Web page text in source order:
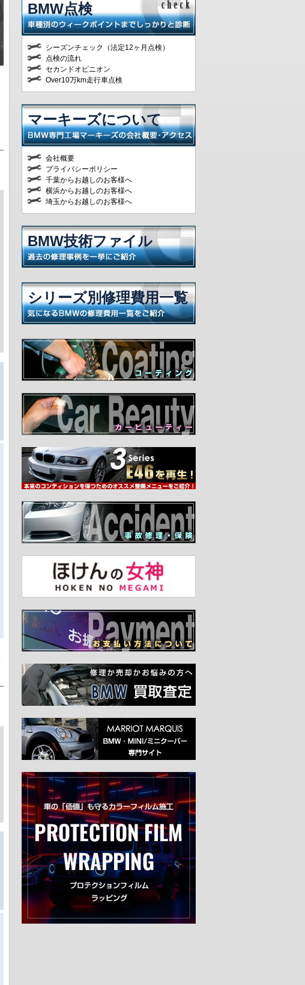
BMW点検
シーズンチェック（法定12ヶ月点検）
点検の流れ
セカンドオピニオン
Over10万km走行車点検
マーキーズについて
会社概要
プライバシーポリシー
千葉からお越しのお客様へ
横浜からお越しのお客様へ
埼玉からお越しのお客様へ
BMW技術ファイル
シリーズ別修理費用一覧